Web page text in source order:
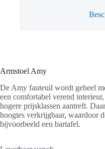
Armstoel Amy
De Amy fauteuil wordt geheel
een comfortabel verend
hogere prijsklassen aantreft.
hoogtes verkrijgbaar, waardoor
bijvoorbeeld een bartafel.